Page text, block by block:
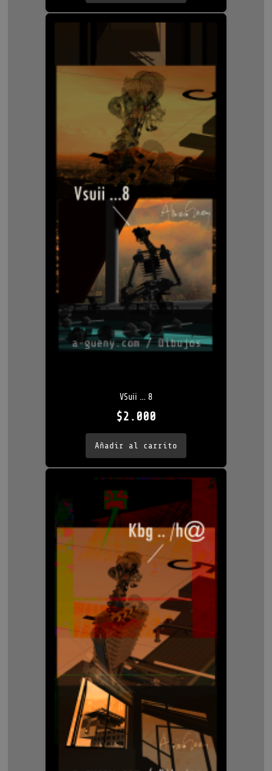
VSuii … 8
$2.000
Añadir al carrito